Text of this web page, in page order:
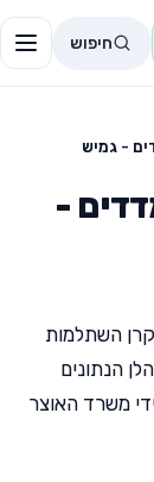
חיפוש
- גמיש
-
השתלמות
הנתונים
משרד האוצר